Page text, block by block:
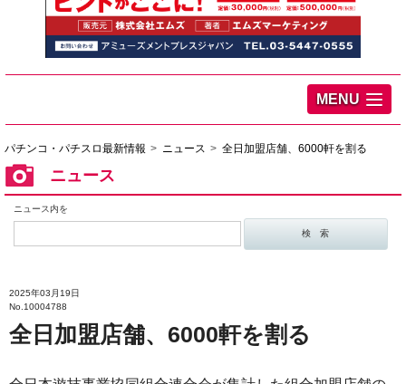
MENU
パチンコ・パチスロ最新情報 ニュース 全日加盟店舗、6000軒を割る
ニュース
ニュース内を
2025年03月19日
No.10004788
全日加盟店舗、6000軒を割る